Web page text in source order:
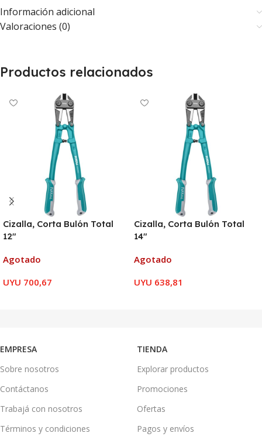
Información adicional
Valoraciones (0)
Productos relacionados
Cizalla, Corta Bulón Total
12″
Agotado
UYU 700,67
Cizalla, Corta Bulón Total
14″
Agotado
UYU 638,81
EMPRESA
Sobre nosotros
Contáctanos
Trabajá con nosotros
Términos y condiciones
TIENDA
Explorar productos
Promociones
Ofertas
Pagos y envíos